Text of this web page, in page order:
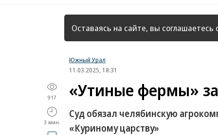
страница
Оставаясь на сайте, вы соглашаетесь
Южный Урал
11.03.2025, 18:31
917
3 мин.
«Утиные фермы»
Суд обязал челябинскую
«Куриному царству»